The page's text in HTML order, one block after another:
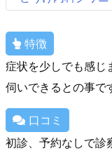
特徴
症状を少しでも感じ
伺いできるとの事で
口コミ
初診、予約なしで診